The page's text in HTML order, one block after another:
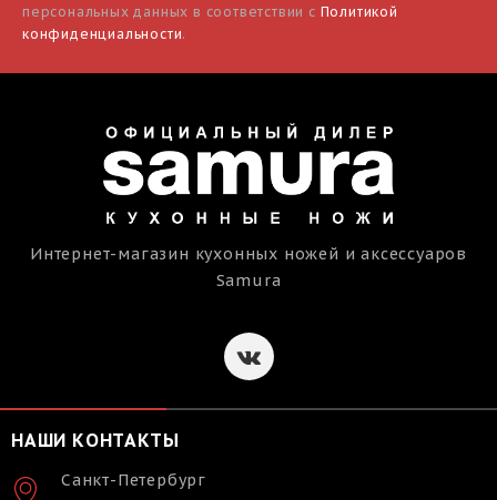
персональных данных в соответствии с Политикой
конфиденциальности.
Интернет-магазин кухонных ножей и аксессуаров
Samura
НАШИ КОНТАКТЫ
Санкт-Петербург